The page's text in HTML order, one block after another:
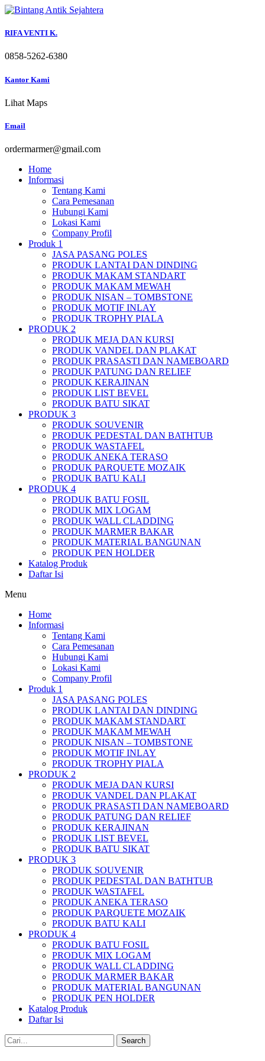
Skip
content
RIFA VENTI K.
0858-5262-6380
Kantor Kami
Lihat Maps
Email
ordermarmer@gmail.com
Home
Informasi
Tentang Kami
Cara Pemesanan
Hubungi Kami
Lokasi Kami
Company Profil
Produk 1
JASA PASANG POLES
PRODUK LANTAI DAN DINDING
PRODUK MAKAM STANDART
PRODUK MAKAM MEWAH
PRODUK NISAN – TOMBSTONE
PRODUK MOTIF INLAY
PRODUK TROPHY PIALA
PRODUK 2
PRODUK MEJA DAN KURSI
PRODUK VANDEL DAN PLAKAT
PRODUK PRASASTI DAN NAMEBOARD
PRODUK PATUNG DAN RELIEF
PRODUK KERAJINAN
PRODUK LIST BEVEL
PRODUK BATU SIKAT
PRODUK 3
PRODUK SOUVENIR
PRODUK PEDESTAL DAN BATHTUB
PRODUK WASTAFEL
PRODUK ANEKA TERASO
PRODUK PARQUETE MOZAIK
PRODUK BATU KALI
PRODUK 4
PRODUK BATU FOSIL
PRODUK MIX LOGAM
PRODUK WALL CLADDING
PRODUK MARMER BAKAR
PRODUK MATERIAL BANGUNAN
PRODUK PEN HOLDER
Katalog Produk
Daftar Isi
Menu
Home
Informasi
Tentang Kami
Cara Pemesanan
Hubungi Kami
Lokasi Kami
Company Profil
Produk 1
JASA PASANG POLES
PRODUK LANTAI DAN DINDING
PRODUK MAKAM STANDART
PRODUK MAKAM MEWAH
PRODUK NISAN – TOMBSTONE
PRODUK MOTIF INLAY
PRODUK TROPHY PIALA
PRODUK 2
PRODUK MEJA DAN KURSI
PRODUK VANDEL DAN PLAKAT
PRODUK PRASASTI DAN NAMEBOARD
PRODUK PATUNG DAN RELIEF
PRODUK KERAJINAN
PRODUK LIST BEVEL
PRODUK BATU SIKAT
PRODUK 3
PRODUK SOUVENIR
PRODUK PEDESTAL DAN BATHTUB
PRODUK WASTAFEL
PRODUK ANEKA TERASO
PRODUK PARQUETE MOZAIK
PRODUK BATU KALI
PRODUK 4
PRODUK BATU FOSIL
PRODUK MIX LOGAM
PRODUK WALL CLADDING
PRODUK MARMER BAKAR
PRODUK MATERIAL BANGUNAN
PRODUK PEN HOLDER
Katalog Produk
Daftar Isi
Search